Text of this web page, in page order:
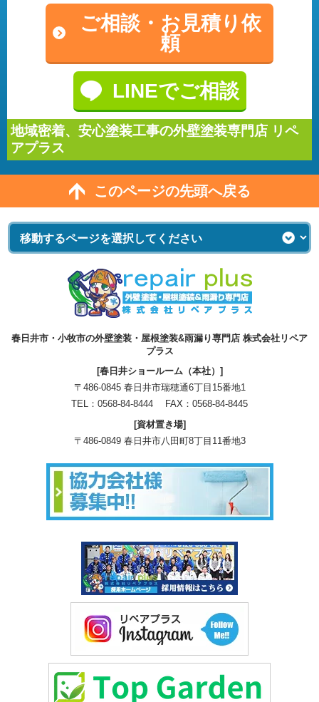
ご相談・ お見積り依
頼
LINEでご相談
地域密着、安心塗装工事の外壁塗装専門店 リペ
アプラス
このページの先頭へ戻る
春日井市・小牧市の外壁塗装・屋根塗装&雨漏り専門店 株式会社リペア
プラス
[春日井ショールーム（本社）]
〒486-0845 春日井市瑞穂通6丁目15番地1
TEL： 0568-84-8444 FAX：0568-84-8445
[資材置き場]
〒486-0849 春日井市八田町8丁目11番地3